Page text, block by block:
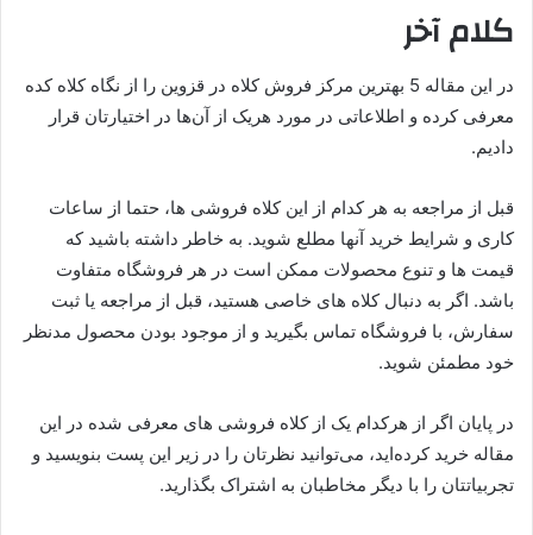
کلام آخر
در این مقاله 5 ‌بهترین مرکز فروش کلاه در قزوین را از نگاه کلاه کده
معرفی کرده و اطلاعاتی در مورد هریک از آن‌ها در اختیارتان قرار
دادیم.
قبل از مراجعه به هر کدام از این کلاه فروشی ها، حتما از ساعات
کاری و شرایط خرید آنها مطلع شوید. به خاطر داشته باشید که
قیمت ها و تنوع محصولات ممکن است در هر فروشگاه متفاوت
باشد. اگر به دنبال کلاه های خاصی هستید، قبل از مراجعه یا ثبت
سفارش، با فروشگاه تماس بگیرید و از موجود بودن محصول مدنظر
خود مطمئن شوید.
در پایان اگر از هرکدام یک از کلاه فروشی های معرفی‌ شده در این
مقاله خرید کرده‌اید، می‌توانید نظرتان را در زیر این پست بنویسید و
تجربیاتتان را با دیگر مخاطبان به اشتراک بگذارید.